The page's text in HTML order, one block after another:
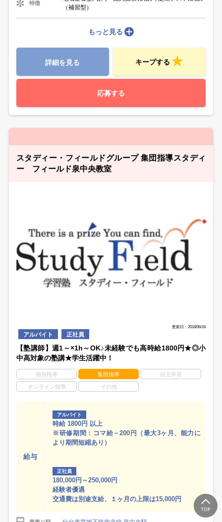
特徴
（補習型）
もっと見る
詳細を見る キープする
応募する
スタディー・フィールドグループ 集団指導スタディ
ー フィールド泉中央教室
更新日：2018/06/18
アルバイト 正社員
【塾講師】週1～×1h～OK♪未経験でも高時給1800円★◎小
中高対象の塾講★学生活躍中！
個別指導 集団指導 自立学習
オンライン指導 その他
給与
アルバイト
時給 1800円 以上
※研修期間：コマ給－200円（最大3ヶ月、能力に
より期間短縮あり）
正社員
180,000円～250,000円
経験者優遇
交通費は別途支給、１ヶ月の上限は15,000円